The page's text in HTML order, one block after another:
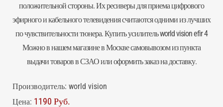
положительной стороны. Ихресиверыдля приема цифрового
эфирного и кабельного телевидения считаются одними из лучших
по чувствительности тюнера. Купитьусилительworld vision efir 4
Можно в нашем магазине в Москве самовывозом из пункта
выдачи товаров в СЗАО или оформить заказ на доставку.
Производитель: world vision
Цена: 1190 Руб.